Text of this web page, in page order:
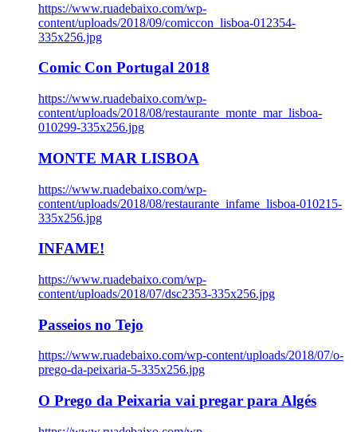
https://www.ruadebaixo.com/wp-
content/uploads/2018/09/comiccon_lisboa-012354-
335x256.jpg
Comic Con Portugal 2018
https://www.ruadebaixo.com/wp-
content/uploads/2018/08/restaurante_monte_mar_lisboa-
010299-335x256.jpg
MONTE MAR LISBOA
https://www.ruadebaixo.com/wp-
content/uploads/2018/08/restaurante_infame_lisboa-010215-
335x256.jpg
INFAME!
https://www.ruadebaixo.com/wp-
content/uploads/2018/07/dsc2353-335x256.jpg
Passeios no Tejo
https://www.ruadebaixo.com/wp-content/uploads/2018/07/o-
prego-da-peixaria-5-335x256.jpg
O Prego da Peixaria vai pregar para Algés